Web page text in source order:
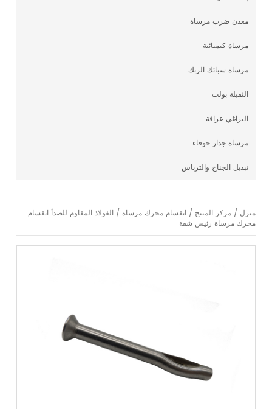
معدن ضرب مرساة
مرساة كيميائية
مرساة سبائك الزنك
الثقيلة بولت
البراغي عرافة
مرساة جدار جوفاء
تبديل الجناح والترباس
منزل/ مركز المنتج/ انقسام محرك مرساة/ الفولاذ المقاوم للصدأ انقسام
محرك مرساة رئيس شقة